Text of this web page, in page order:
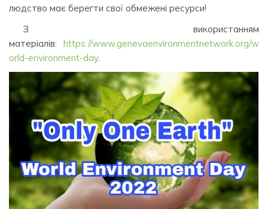
людство має берегти свої обмежені ресурси!
З використанням
матеріалів: https://www.genevaenvironmentnetwork.org/w
orld-environment-day.